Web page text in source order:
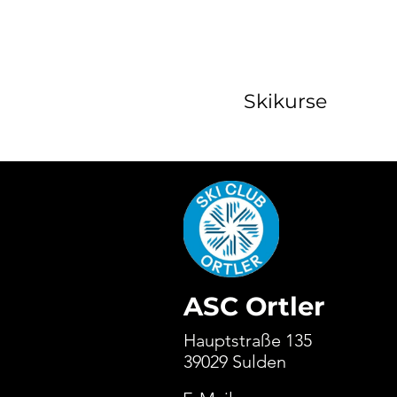
Skikurse
ASC Ortler
Hauptstraße 135
39029 Sulden